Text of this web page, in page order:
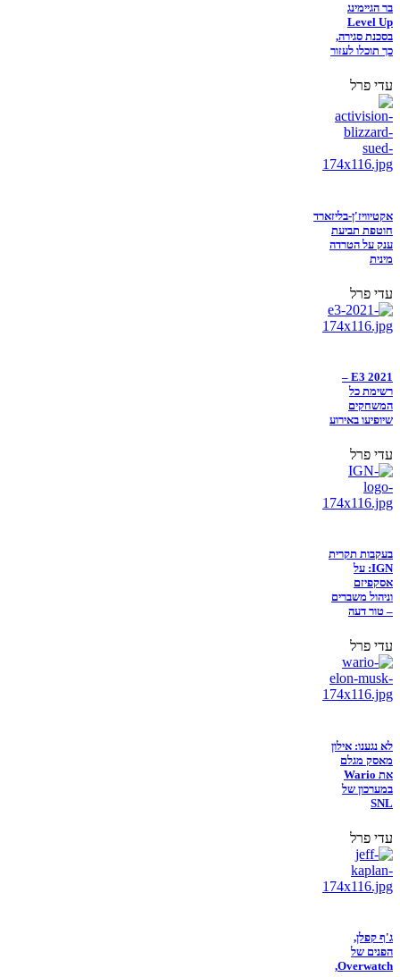
בר הגיימינג
Level Up
בסכנת סגירה,
כך תוכלו לעזור
עדי פרל
אקטיוויז'ן-בליזארד
חוטפת תביעת
ענק על הטרדה
מינית
עדי פרל
E3 2021 –
רשימת כל
המשחקים
שיופיעו באירוע
עדי פרל
בעקבות תקרית
IGN: על
אסקפיזם
וניהול משברים
– טור דעה
עדי פרל
לא נגענו: אילון
מאסק מגלם
את Wario
במערכון של
SNL
עדי פרל
ג'ף קפלן,
הפנים של
Overwatch,